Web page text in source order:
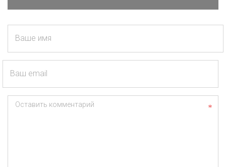
Ваше имя
Ваш email
Оставить комментарий